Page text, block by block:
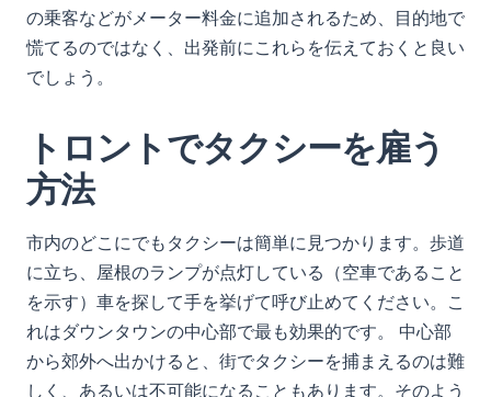
の乗客などがメーター料金に追加されるため、目的地で
慌てるのではなく、出発前にこれらを伝えておくと良い
でしょう。
トロントでタクシーを雇う
方法
市内のどこにでもタクシーは簡単に見つかります。歩道
に立ち、屋根のランプが点灯している（空車であること
を示す）車を探して手を挙げて呼び止めてください。こ
れはダウンタウンの中心部で最も効果的です。 中心部
から郊外へ出かけると、街でタクシーを捕まえるのは難
しく、あるいは不可能になることもあります。そのよう